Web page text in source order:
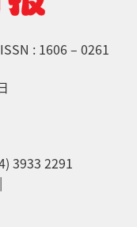
: 1606 – 0261
3933 2291